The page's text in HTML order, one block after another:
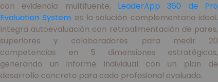
con evidencia multifuente, LeaderApp 360 de Pro
Evaluation System es la solución complementaria ideal.
Integra autoevaluación con retroalimentación de pares,
superiores y colaboradores para medir 20
competencias en 5 dimensiones estratégicas,
generando un informe individual con un plan de
desarrollo concreto para cada profesional evaluado.